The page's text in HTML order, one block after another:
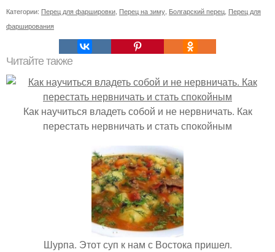
Категории: Перец для фаршировки Перец на зиму Болгарский перец Перец для
фарширования
Читайте также
Как научиться владеть собой и не нервничать. Как
перестать нервничать и стать спокойным
Шурпа. Этот суп к нам с Востока пришел.